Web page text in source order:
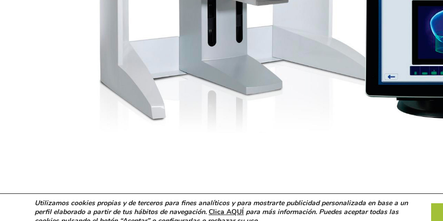
Aviso Legal.Protección de
Utilizamos cookies propias y de terceros para fines analíticos y para mostrarte publicidad personalizada en base a un
perfil elaborado a partir de tus hábitos de navegación. Clica AQUÍ para más información. Puedes aceptar todas las